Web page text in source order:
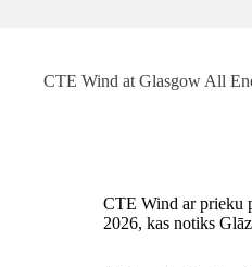
CTE Wind at Glasgow All
CTE Wind ar prieku
2026, kas notiks